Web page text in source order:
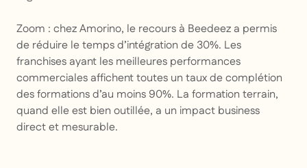
Zoom : chez Amorino, le recours à Beedeez a permis
de réduire le temps d’intégration de 30%. Les
franchises ayant les meilleures performances
commerciales affichent toutes un taux de complétion
des formations d’au moins 90%. La formation terrain,
quand elle est bien outillée, a un impact business
direct et mesurable.